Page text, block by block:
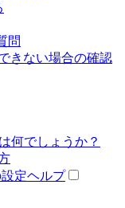
問
きない場合の確認
何でしょうか？
定ヘルプ